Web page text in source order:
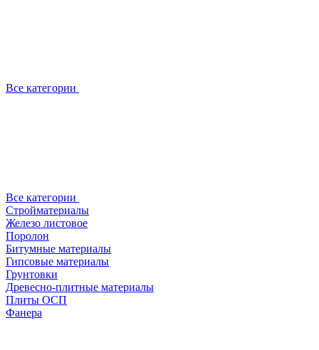
Все категории
Все категории
Стройматериалы
Железо листовое
Поролон
Битумные материалы
Гипсовые материалы
Грунтовки
Древесно-плитные материалы
Плиты ОСП
Фанера